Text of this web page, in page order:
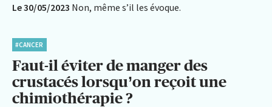
Le 30/05/2023 Non, même s’il les évoque.
#CANCER
Faut-il éviter de manger des
crustacés lorsqu’on reçoit une
chimiothérapie ?